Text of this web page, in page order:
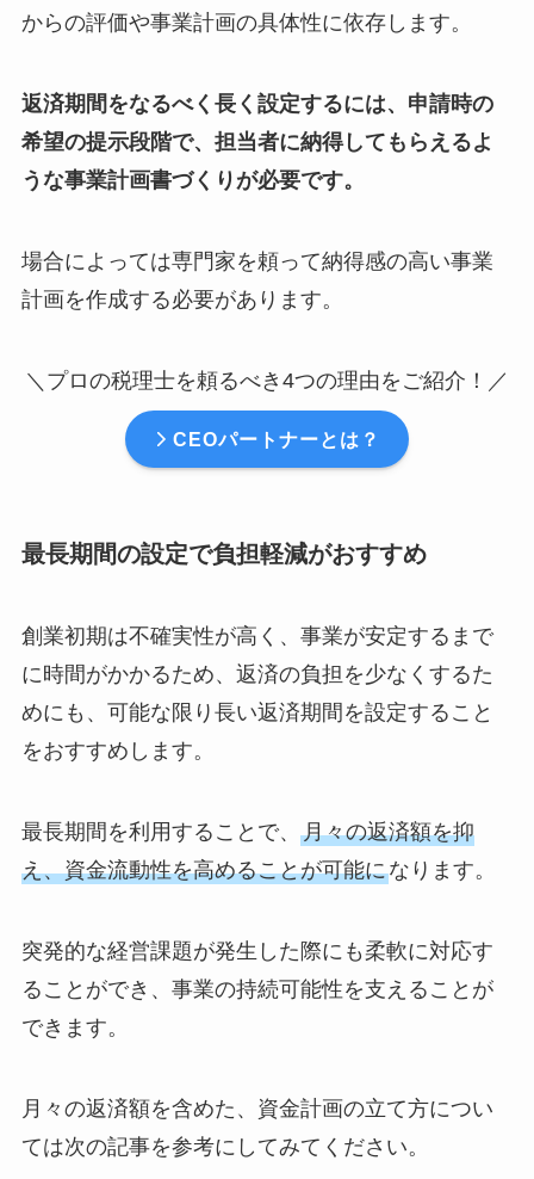
からの評価や事業計画の具体性に依存します。
返済期間をなるべく長く設定するには、申請時の
希望の提示段階で、担当者に納得してもらえるよ
うな事業計画書づくりが必要です。
場合によっては専門家を頼って納得感の高い事業
計画を作成する必要があります。
＼プロの税理士を頼るべき4つの理由をご紹介！／
CEOパートナーとは？
最長期間の設定で負担軽減がおすすめ
創業初期は不確実性が高く、事業が安定するまで
に時間がかかるため、返済の負担を少なくするた
めにも、可能な限り長い返済期間を設定すること
をおすすめします。
最長期間を利用することで、 月々の返済額を抑
え、資金流動性を高めることが可能になります。
突発的な経営課題が発生した際にも柔軟に対応す
ることができ、事業の持続可能性を支えることが
できます。
月々の返済額を含めた、資金計画の立て方につい
ては次の記事を参考にしてみてください。